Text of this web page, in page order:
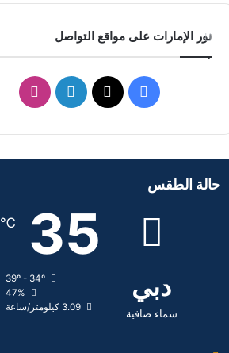
نور الإمارات على مواقع التواصل
س
ن
د
س
ا
م
حالة الطقس
دبي
سماء صافية
35
℃
39º - 34º
47%
3.09 كيلومتر/ساعة